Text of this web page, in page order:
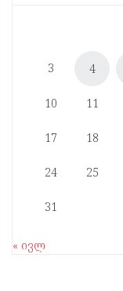
3 4
10 11
17 18
24 25
31
« ივლ